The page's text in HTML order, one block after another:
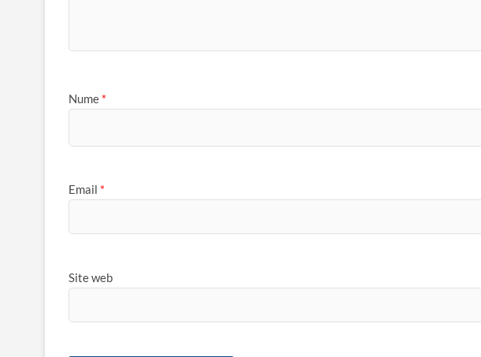
Nume *
Email *
Site web